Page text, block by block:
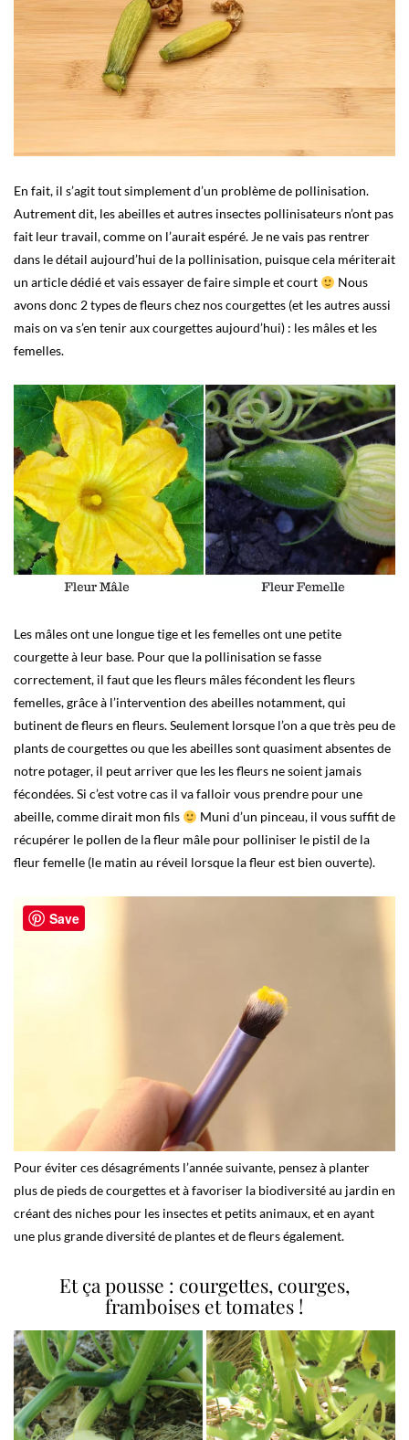
En fait, il s’agit tout simplement d’un problème de pollinisation.
Autrement dit, les abeilles et autres insectes pollinisateurs n’ont pas
fait leur travail, comme on l’aurait espéré. Je ne vais pas rentrer
dans le détail aujourd’hui de la pollinisation, puisque cela mériterait
un article dédié et vais essayer de faire simple et court
Nous
avons donc 2 types de fleurs chez nos courgettes (et les autres aussi
mais on va s’en tenir aux courgettes aujourd’hui) : les mâles et les
femelles.
Les mâles ont une longue tige et les femelles ont une petite
courgette à leur base. Pour que la pollinisation se fasse
correctement, il faut que les fleurs mâles fécondent les fleurs
femelles, grâce à l’intervention des abeilles notamment, qui
butinent de fleurs en fleurs. Seulement lorsque l’on a que très peu de
plants de courgettes ou que les abeilles sont quasiment absentes de
notre potager, il peut arriver que les les fleurs ne soient jamais
fécondées. Si c’est votre cas il va falloir vous prendre pour une
abeille, comme dirait mon fils
Muni d’un pinceau, il vous suffit de
récupérer le pollen de la fleur mâle pour polliniser le pistil de la
fleur femelle (le matin au réveil lorsque la fleur est bien ouverte).
Pour éviter ces désagréments l’année suivante, pensez à planter
plus de pieds de courgettes et à favoriser la biodiversité au jardin en
créant des niches pour les insectes et petits animaux, et en ayant
une plus grande diversité de plantes et de fleurs également.
Et ça pousse : courgettes, courges,
framboises et tomates !
Save